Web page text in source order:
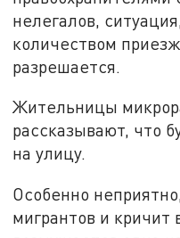
нелегалов,
количеством
разрешается.
Жительницы
рассказывают, что
на улицу.
Особенно
мигрантов и